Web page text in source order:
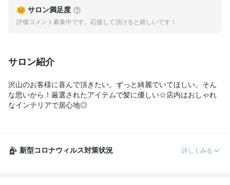
サロン満足度
評価コメント募集中です。応援して頂けると嬉しいです！
サロン紹介
沢山のお客様に喜んで頂きたい。ずっと綺麗でいてほしい。そん
な思いから！厳選されたアイテムで髪に優しい☆店内はおしゃれ
なインテリアで居心地◎
新型コロナウィルス対策状況 詳しくみる